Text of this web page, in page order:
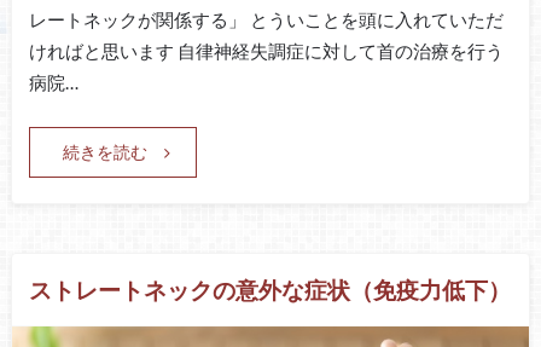
レートネックが関係する」 とういことを頭に入れていただ
ければと思います 自律神経失調症に対して首の治療を行う
病院…
続きを読む
ストレートネックの意外な症状（免疫力低下）